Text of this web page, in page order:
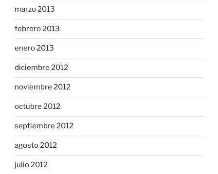
marzo 2013
febrero 2013
enero 2013
diciembre 2012
noviembre 2012
octubre 2012
septiembre 2012
agosto 2012
julio 2012